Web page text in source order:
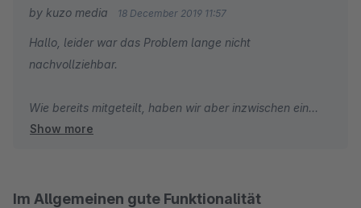
rum, stoße dabei auf ein neues Problem (das ich zum Glück
durch löschen/neuinstallieren des Plugins selbst lösen kann),
frage nochmals nach, und dann wird das Support-Ticket ohne
ungelöst: Rechnungsdownload im Kundenkonto weiterhin nicht
möglich.
Fehler dann relativ schnell gefunden und behoben. Nun
by kuzo media 18 December 2019 11:57
Hallo, leider war das Problem lange nicht
nachvollziehbar.
Wie bereits mitgeteilt, haben wir aber inzwischen ein
Lösung für das Problem gefunden. In unserem Plugin
Belegerstellung werden wir die Anpassung nächste
Show more
Im Allgemeinen gute Funktionalität